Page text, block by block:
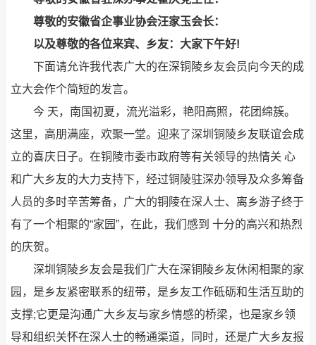
尊敬的安徽省企事业协会汪家玉会长：
以及尊敬的各位来宾、乡友：大家下午好!
下面请允许我代表广大的在深铜陵乡友会员向今天的成
立大会作个简短的发言。
今 天，南国初夏，流光溢彩，艳阳高照，花团绵簇。
这里，高朋满座，欢聚一堂。迎来了深圳铜陵乡友联谊会成
立的喜庆日子。在铜陵市委市政府等有关领导的热情关 心
和广大乡友的大力支持下，经过铜陵驻深办领导及众多筹备
人员的多时辛苦筹备，广大的铜陵在深人士、离乡游子终于
有了一个相聚的“家园”，在此，我们感到 十分的高兴和热烈
的庆贺。
深圳铜陵乡友会是我们广大在深铜陵乡友休闲相聚的家
园，是乡友紧密联系的纽带，是乡友工作砥砺和生活互助的
支撑;它更是沟通广大乡友与家乡情感的桥梁，也是家乡领
导和组织关怀在深人士的畅通渠道，同时，还是广大乡友报